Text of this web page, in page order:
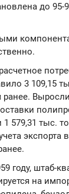
до 95-
3 109,15
ранее.
579,31 тыс.
экспорта
году, штаб-
на